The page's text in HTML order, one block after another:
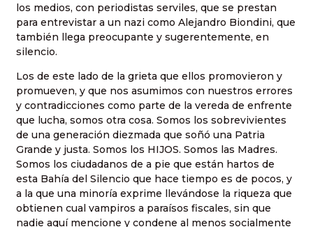
los medios, con periodistas serviles, que se prestan
para entrevistar a un nazi como Alejandro Biondini, que
también llega preocupante y sugerentemente, en
silencio.
Los de este lado de la grieta que ellos promovieron y
promueven, y que nos asumimos con nuestros errores
y contradicciones como parte de la vereda de enfrente
que lucha, somos otra cosa. Somos los sobrevivientes
de una generación diezmada que soñó una Patria
Grande y justa. Somos los HIJOS. Somos las Madres.
Somos los ciudadanos de a pie que están hartos de
esta Bahía del Silencio que hace tiempo es de pocos, y
a la que una minoría exprime llevándose la riqueza que
obtienen cual vampiros a paraísos fiscales, sin que
nadie aquí mencione y condene al menos socialmente